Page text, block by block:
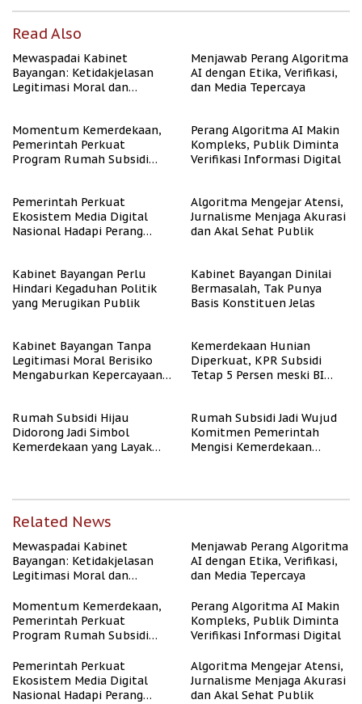
Read Also
Mewaspadai Kabinet
Bayangan: Ketidakjelasan
Legitimasi Moral dan
Menjawab Perang Algoritma
AI dengan Etika, Verifikasi,
dan Media Tepercaya
Momentum Kemerdekaan,
Pemerintah Perkuat
Program Rumah Subsidi
Perang Algoritma AI Makin
Kompleks, Publik Diminta
Verifikasi Informasi Digital
Pemerintah Perkuat
Ekosistem Media Digital
Nasional Hadapi Perang
Algoritma Mengejar Atensi,
Jurnalisme Menjaga Akurasi
dan Akal Sehat Publik
Kabinet Bayangan Perlu
Hindari Kegaduhan Politik
yang Merugikan Publik
Kabinet Bayangan Dinilai
Bermasalah, Tak Punya
Basis Konstituen Jelas
Kabinet Bayangan Tanpa
Legitimasi Moral Berisiko
Mengaburkan Kepercayaan
Kemerdekaan Hunian
Diperkuat, KPR Subsidi
Tetap 5 Persen meski BI
Rumah Subsidi Hijau
Didorong Jadi Simbol
Kemerdekaan yang Layak
Rumah Subsidi Jadi Wujud
Komitmen Pemerintah
Mengisi Kemerdekaan
Related News
Mewaspadai Kabinet
Bayangan: Ketidakjelasan
Legitimasi Moral dan
Menjawab Perang Algoritma
AI dengan Etika, Verifikasi,
dan Media Tepercaya
Momentum Kemerdekaan,
Pemerintah Perkuat
Program Rumah Subsidi
Berpenghasilan Rendah
Perang Algoritma AI Makin
Kompleks, Publik Diminta
Verifikasi Informasi Digital
Pemerintah Perkuat
Ekosistem Media Digital
Nasional Hadapi Perang
Algoritma Mengejar Atensi,
Jurnalisme Menjaga Akurasi
dan Akal Sehat Publik